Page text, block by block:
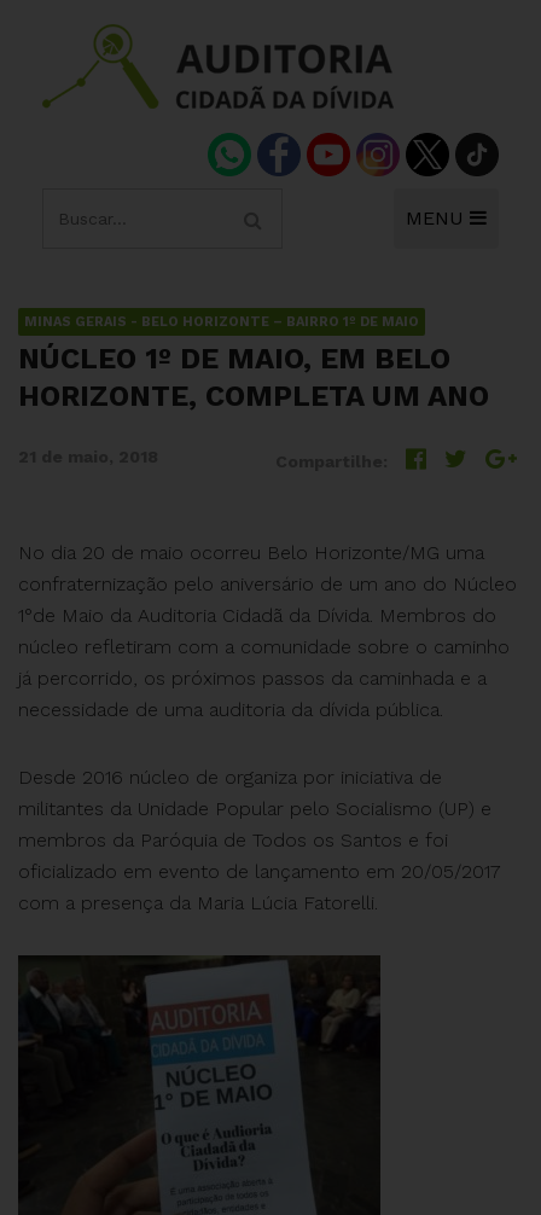
MENU
MINAS GERAIS - BELO HORIZONTE – BAIRRO 1º DE MAIO
NÚCLEO 1º DE MAIO, EM BELO
HORIZONTE, COMPLETA UM ANO
No dia 20 de maio ocorreu Belo Horizonte/MG uma
confraternização pelo aniversário de um ano do Núcleo
1°de Maio da Auditoria Cidadã da Dívida. Membros do
núcleo refletiram com a comunidade sobre o caminho
já percorrido, os próximos passos da caminhada e a
necessidade de uma auditoria da dívida pública.
Desde 2016 núcleo de organiza por iniciativa de
militantes da Unidade Popular pelo Socialismo (UP) e
membros da Paróquia de Todos os Santos e foi
oficializado em evento de lançamento em 20/05/2017
com a presença da Maria Lúcia Fatorelli.